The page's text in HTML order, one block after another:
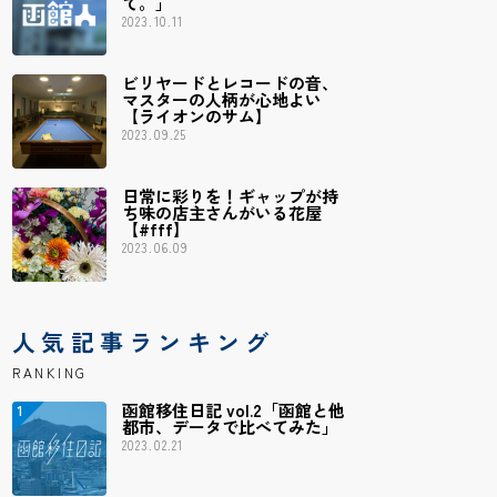
2023.10.11
ビリヤードとレコードの音、
マスターの人柄が心地よい
【ライオンのサム】
2023.09.25
日常に彩りを！ギャップが持
ち味の店主さんがいる花屋
【#fff】
2023.06.09
人気記事ランキング
RANKING
函館移住日記 vol.2「函館と他
都市、データで比べてみた」
2023.02.21